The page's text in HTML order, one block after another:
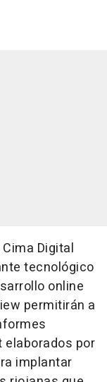
Digital
tecnológico
online
permitirán a
por
implantar